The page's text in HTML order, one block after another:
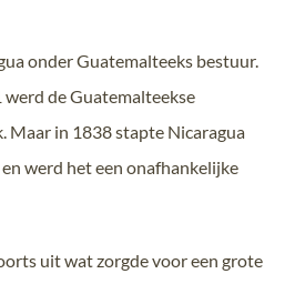
onder Guatemalteeks bestuur.
de Guatemalteekse
Maar in 1838 stapte Nicaragua
werd het een onafhankelijke
uit wat zorgde voor een grote